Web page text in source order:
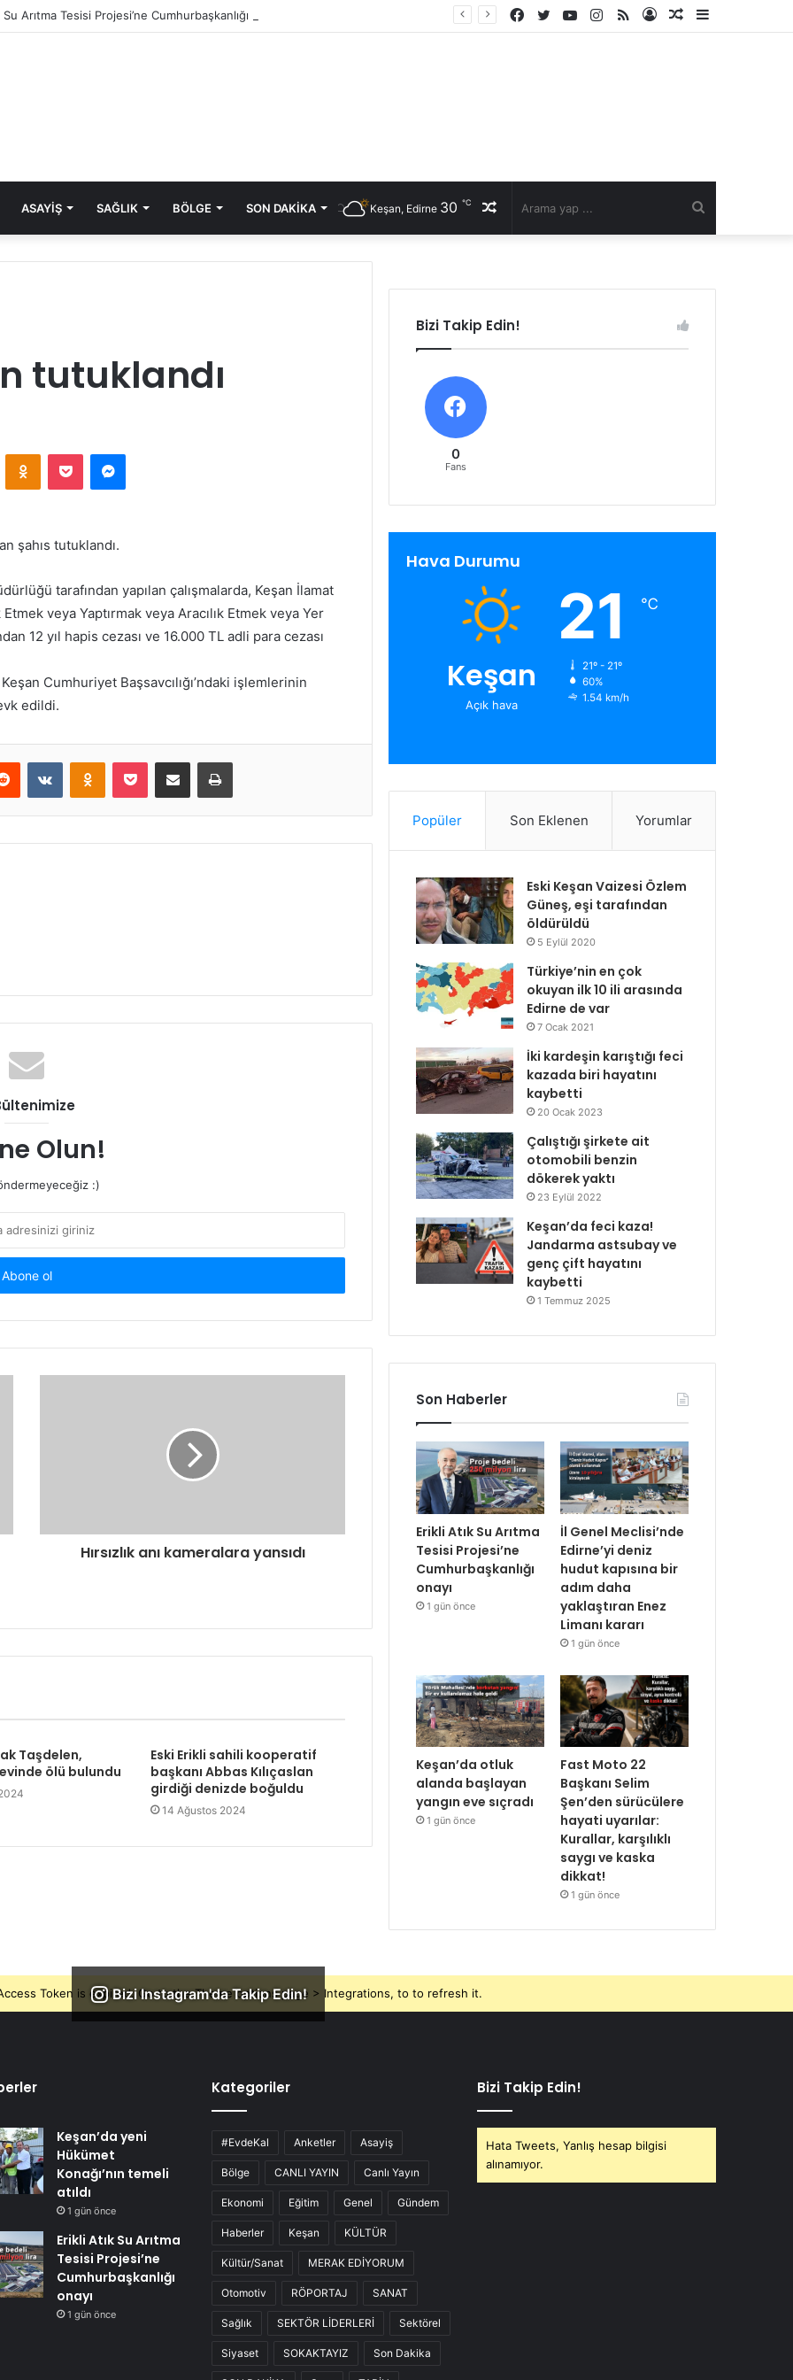
Arıtma Tesisi Projesi’ne Cumhurbaşkanlığı onayı
Rastgele
Kayıt
RSS
Instagram
YouTube
Twitter
Facebook
ASAYIŞ SAĞLIK BÖLGE SON DAKIKA Rastgele
Keşan, Edirne 30 ℃
tutuklandı
şahıs tutuklandı.
tarafından yapılan çalışmalarda, Keşan İlamat
veya Yaptırmak veya Aracılık Etmek veya Yer
12 yıl hapis cezası ve 16.000 TL adli para cezası
Cumhuriyet Başsavcılığı’ndaki işlemlerinin
edildi.
Olun!
:)
Hırsızlık anı kameralara yansıdı
Taşdelen,
ölü bulundu
Eski Erikli sahili kooperatif
başkanı Abbas Kılıçaslan
girdiği denizde boğuldu
14 Ağustos 2024
Bizi Takip Edin!
0
Fans
Hava Durumu
Keşan
Açık hava
21 ℃
21º - 21º
60%
1.54 km/h
Popüler Son Eklenen Yorumlar
Eski Keşan Vaizesi Özlem
Güneş, eşi tarafından
öldürüldü
5 Eylül 2020
Türkiye’nin en çok
okuyan ilk 10 ili arasında
Edirne de var
7 Ocak 2021
İki kardeşin karıştığı feci
kazada biri hayatını
kaybetti
20 Ocak 2023
Çalıştığı şirkete ait
otomobili benzin
dökerek yaktı
23 Eylül 2022
Keşan’da feci kaza!
Jandarma astsubay ve
genç çift hayatını
kaybetti
1 Temmuz 2025
Son Haberler
Erikli Atık Su Arıtma
Tesisi Projesi’ne
Cumhurbaşkanlığı
onayı
1 gün önce
İl Genel Meclisi’nde
Edirne’yi deniz
hudut kapısına bir
adım daha
yaklaştıran Enez
Limanı kararı
1 gün önce
Keşan’da otluk
alanda başlayan
yangın eve sıçradı
1 gün önce
Fast Moto 22
Başkanı Selim
Şen’den sürücülere
hayati uyarılar:
Kurallar, karşılıklı
saygı ve kaska
dikkat!
1 gün önce
Bizi Instagram'da Takip Edin!
Token is expired, Go to the Theme options page > Integrations, to to refresh it.
Keşan’da yeni
Hükümet
Konağı’nın temeli
atıldı
1 gün önce
Erikli Atık Su Arıtma
Tesisi Projesi’ne
Cumhurbaşkanlığı
onayı
1 gün önce
Kategoriler
#EvdeKal Anketler Asayiş
Bölge CANLI YAYIN Canlı Yayın
Ekonomi Eğitim Genel Gündem
Haberler Keşan KÜLTÜR
Kültür/Sanat MERAK EDİYORUM
Otomotiv RÖPORTAJ SANAT
Sağlık SEKTÖR LİDERLERİ Sektörel
Siyaset SOKAKTAYIZ Son Dakika
Bizi Takip Edin!
Hata Tweets, Yanlış hesap bilgisi
alınamıyor.